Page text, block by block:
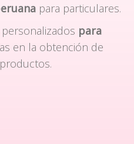
para particulares.
para
en la obtención de